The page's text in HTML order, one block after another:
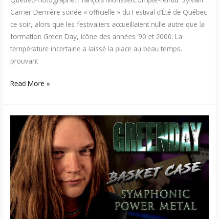
Carrier Dernière soirée « officielle » du Festival d’Été de Québec
ce soir, alors que les festivaliers accueillaient nulle autre que la
formation Green Day, icône des années ’90 et 2000. La
température incertaine a laissé la place au beau temps,
prouvant
Read More »
Tommy
Johansson
Des
reprises
power
metal
symphonique